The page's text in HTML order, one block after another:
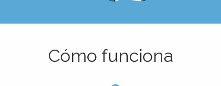
Cómo funciona